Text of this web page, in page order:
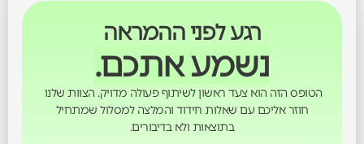
רגע לפני ההמראה
נשמע אתכם.
הטופס הזה הוא צעד ראשון לשיתוף פעולה מדויק. הצוות שלנו
חוזר אליכם עם שאלות חידוד והמלצה למסלול שמתחיל
בתוצאות ולא בדיבורים.